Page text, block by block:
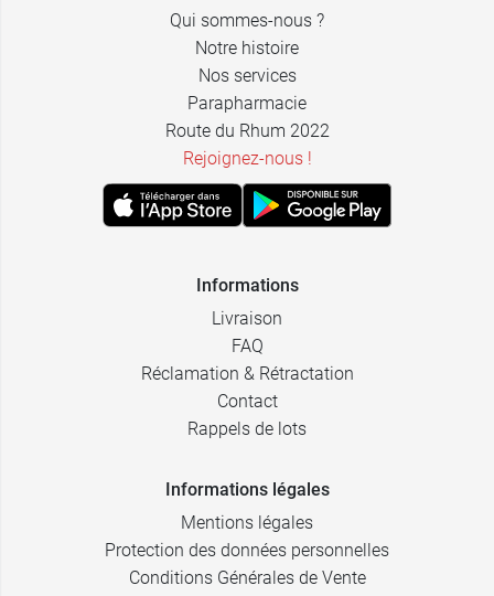
Qui sommes-nous ?
Notre histoire
Nos services
Parapharmacie
Route du Rhum 2022
Rejoignez-nous !
Informations
Livraison
FAQ
Réclamation & Rétractation
Contact
Rappels de lots
Informations légales
Mentions légales
Protection des données personnelles
Conditions Générales de Vente